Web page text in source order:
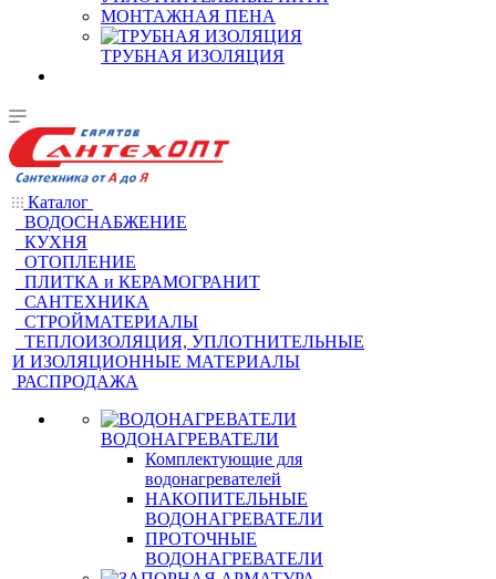
МОНТАЖНАЯ ПЕНА
ТРУБНАЯ ИЗОЛЯЦИЯ
Каталог
ВОДОСНАБЖЕНИЕ
КУХНЯ
ОТОПЛЕНИЕ
ПЛИТКА и КЕРАМОГРАНИТ
САНТЕХНИКА
СТРОЙМАТЕРИАЛЫ
ТЕПЛОИЗОЛЯЦИЯ, УПЛОТНИТЕЛЬНЫЕ
И ИЗОЛЯЦИОННЫЕ МАТЕРИАЛЫ
РАСПРОДАЖА
ВОДОНАГРЕВАТЕЛИ
Комплектующие для
водонагревателей
НАКОПИТЕЛЬНЫЕ
ВОДОНАГРЕВАТЕЛИ
ПРОТОЧНЫЕ
ВОДОНАГРЕВАТЕЛИ